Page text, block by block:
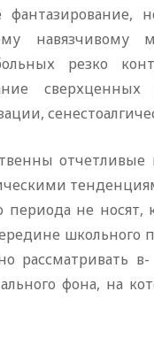
навязчивому
резко
отчетливые
не носят,
школьного
рассматривать
фона, на